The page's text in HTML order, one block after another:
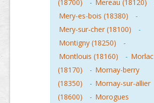
(18700)
- Mereau (18120)
Mery-es-bois (18380)
-
Mery-sur-cher (18100)
-
Montigny (18250)
-
Montlouis (18160)
- Morlac
(18170)
- Mornay-berry
(18350)
- Mornay-sur-allier
(18600)
- Morogues